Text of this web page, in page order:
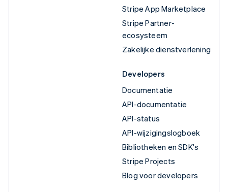
Stripe App Marketplace
Stripe Partner-
ecosysteem
Zakelijke dienstverlening
Developers
Documentatie
API-documentatie
API-status
API-wijzigingslogboek
Bibliotheken en SDK's
Stripe Projects
Blog voor developers